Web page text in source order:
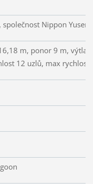
společnost Nippon
m, ponor 9 m,
12 uzlů, max rychlost